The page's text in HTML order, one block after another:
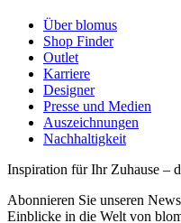
Über blomus
Shop Finder
Outlet
Karriere
Designer
Presse und Medien
Auszeichnungen
Nachhaltigkeit
Inspiration für Ihr Zuhause –
Abonnieren Sie unseren
Einblicke in die Welt von